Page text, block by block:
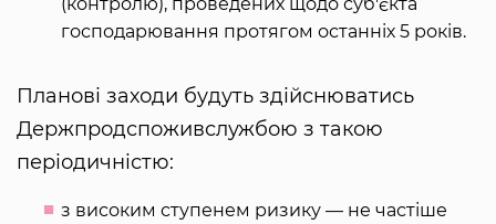
господарювання протягом останніх 5 років.
Планові заходи будуть здійснюватись
Держпродспоживслужбою з такою
періодичністю:
з високим ступенем ризику — не частіше